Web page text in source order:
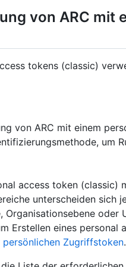
von ARC mit
tokens (classic)
von ARC mit einem
um
access token (classic)
unterscheiden sich
Organisationsebene oder
Erstellen eines
persönlichen Zugriffstoken.